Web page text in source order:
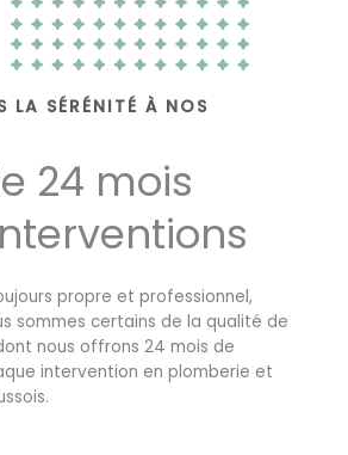
LA SÉRÉNITÉ À NOS
24 mois
propre et professionnel,
sommes certains de la qualité de
nous offrons 24 mois de
intervention en plomberie et